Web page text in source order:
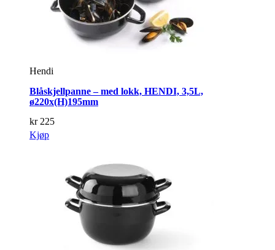
Hendi
Blåskjellpanne – med lokk, HENDI, 3,5L,
ø220x(H)195mm
kr225
Kjøp